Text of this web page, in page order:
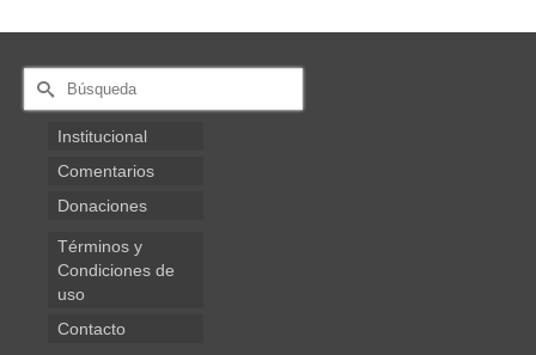
Buscar
por:
Institucional
Comentarios
Donaciones
Términos y
Condiciones de
uso
Contacto